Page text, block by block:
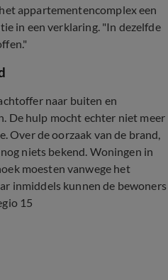
appartementencomplex een
in een verklaring. "In dezelfde
naar buiten en
De hulp mocht echter niet meer
Over de oorzaak van de brand,
niets bekend. Woningen in
moesten vanwege het
inmiddels kunnen de bewoners
15